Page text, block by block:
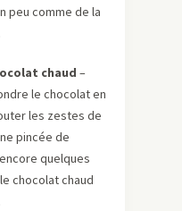
peu comme de la
chaud –
le chocolat en
les zestes de
pincée de
quelques
chocolat chaud